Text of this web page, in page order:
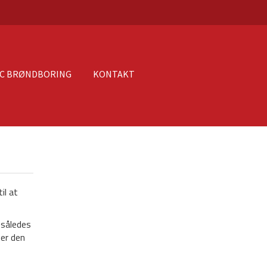
BRØNDBORING KONTAKT
at
den